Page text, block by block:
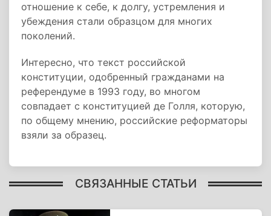
отношение к себе, к долгу, устремления и
убеждения стали образцом для многих
поколений.
Интересно, что текст российской
конституции, одобренный гражданами на
референдуме в 1993 году, во многом
совпадает с конституцией де Голля, которую,
по общему мнению, российские реформаторы
взяли за образец.
СВЯЗАННЫЕ СТАТЬИ